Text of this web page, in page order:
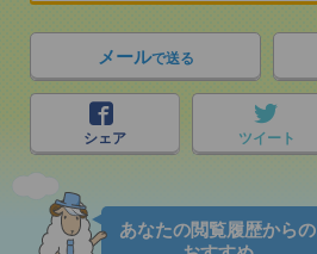
メールで送る
シェア ツイート
あなたの閲覧履歴からの